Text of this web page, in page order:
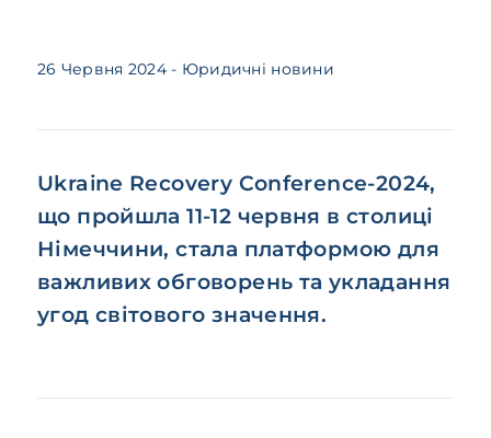
26 Червня 2024 - Юридичні новини
Ukraine Recovery Conference-2024,
що пройшла 11-12 червня в столиці
Німеччини, стала платформою для
важливих обговорень та укладання
угод світового значення.